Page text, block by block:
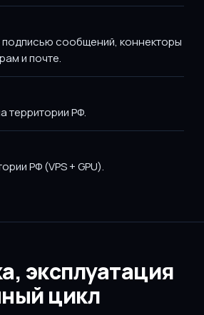
подписью сообщений, коннекторы
и почте.
территории РФ.
РФ (VPS + GPU).
эксплуатация
цикл